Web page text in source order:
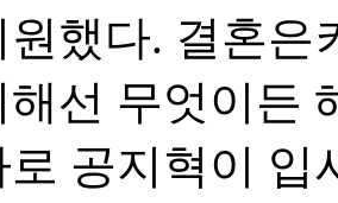
원했다. 결혼은
선 무엇이든
로 공지혁이 입